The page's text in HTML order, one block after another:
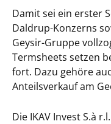
Damit sei ein erster
Daldrup-Konzerns
Geysir-Gruppe
Termsheets setzen
fort. Dazu gehöre
Anteilsverkauf am
Die IKAV Invest S.à